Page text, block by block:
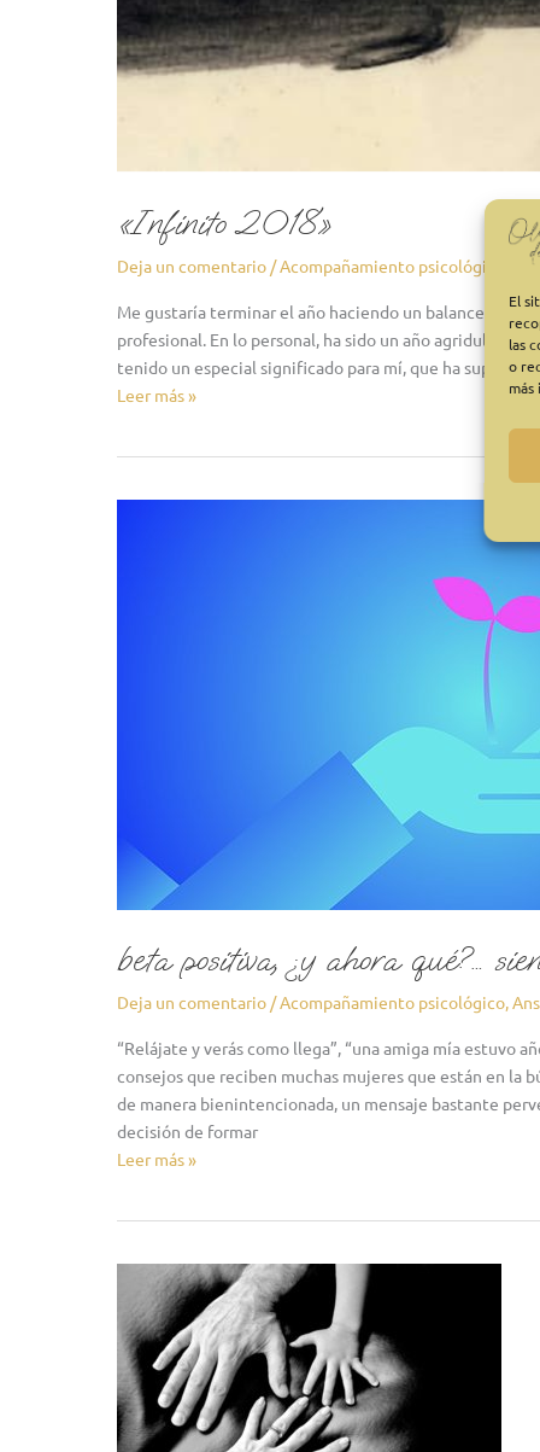
El
las
o
«Infinito 2018»
Deja un comentario /Acompañamiento psicológico
Me gustaría terminar el año haciendo un balance de lo
profesional. En lo personal, ha sido un año agridulce,
tenido un especial significado para mí, que ha
Leer más »
beta positiva, ¿y ahora qué?…
Deja un comentario /Acompañamiento psicológico,
“Relájate y verás como llega”, “una amiga mía estuvo
consejos que reciben muchas mujeres que están en
de manera bienintencionada, un mensaje bastante
decisión de formar
Leer más »
«testimonio:
donación
de
esperma»